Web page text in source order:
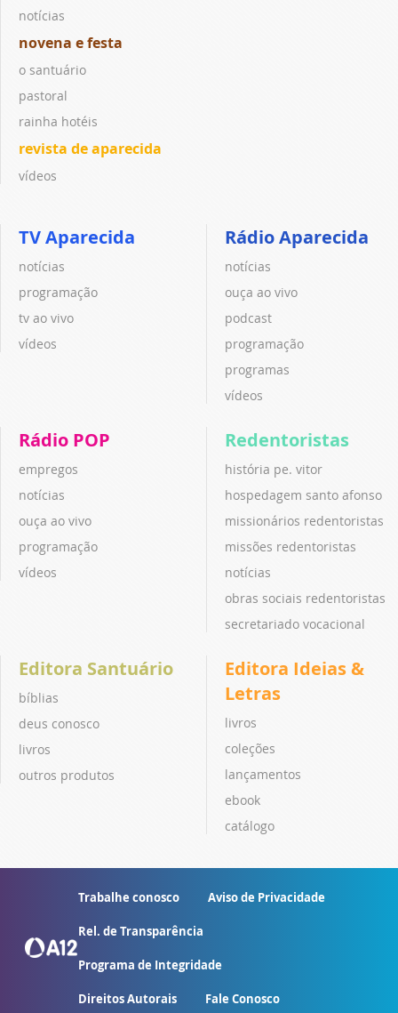
notícias
novena e festa
o santuário
pastoral
rainha hotéis
revista de aparecida
vídeos
TV Aparecida
notícias
programação
tv ao vivo
vídeos
Rádio Aparecida
notícias
ouça ao vivo
podcast
programação
programas
vídeos
Rádio POP
empregos
notícias
ouça ao vivo
programação
vídeos
Redentoristas
história pe. vitor
hospedagem santo afonso
missionários redentoristas
missões redentoristas
notícias
obras sociais redentoristas
secretariado vocacional
Editora Santuário
bíblias
deus conosco
livros
outros produtos
Editora Ideias &
Letras
livros
coleções
lançamentos
ebook
catálogo
Trabalhe conosco Aviso de Privacidade
Rel. de Transparência
Programa de Integridade
Direitos Autorais Fale Conosco